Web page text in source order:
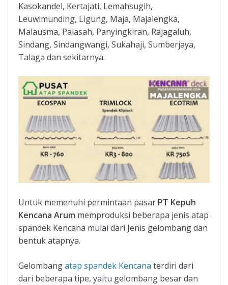
Kasokandel, Kertajati, Lemahsugih,
Leuwimunding, Ligung, Maja, Majalengka,
Malausma, Palasah, Panyingkiran, Rajagaluh,
Sindang, Sindangwangi, Sukahaji, Sumberjaya,
Talaga dan sekitarnya.
Untuk memenuhi permintaan pasar PT Kepuh
Kencana Arum memproduksi beberapa jenis atap
spandek Kencana mulai dari Jenis gelombang dan
bentuk atapnya.
Gelombangatap spandek Kencana terdiri dari
dari beberapa tipe, yaitu gelombang besar dan